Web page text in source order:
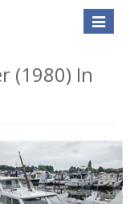
Toggle
(1980) In